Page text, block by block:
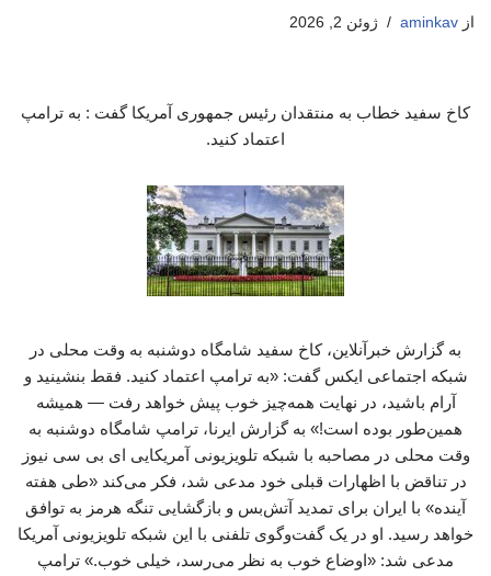
از aminkav ژوئن 2, 2026
کاخ سفید خطاب به منتقدان رئیس جمهوری آمریکا گفت : به ترامپ
اعتماد کنید.
به گزارش خبرآنلاین، کاخ سفید شامگاه دوشنبه به وقت محلی در
شبکه اجتماعی ایکس گفت: «به ترامپ اعتماد کنید. فقط بنشینید و
آرام باشید، در نهایت همه‌چیز خوب پیش خواهد رفت — همیشه
همین‌طور بوده است!» به گزارش ایرنا، ترامپ شامگاه دوشنبه به
وقت محلی در مصاحبه با شبکه تلویزیونی آمریکایی ای بی سی نیوز
در تناقض با اظهارات قبلی خود مدعی شد، فکر می‌کند «طی هفته
آینده» با ایران برای تمدید آتش‌بس و بازگشایی تنگه هرمز به توافق
خواهد رسید. او در یک گفت‌وگوی تلفنی با این شبکه تلویزیونی آمریکا
مدعی شد: «اوضاع خوب به نظر می‌رسد، خیلی خوب.» ترامپ